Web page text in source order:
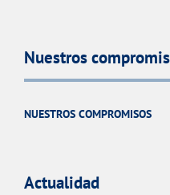
Nuestros
NUESTROS COMPROMISOS
Actualidad